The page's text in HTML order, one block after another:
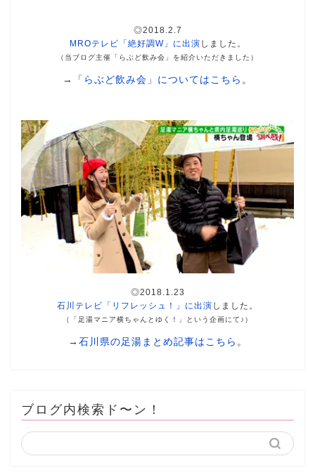
◎2018.2.7
MROテレビ「絶好調W」に出演 しました。
（当ブログ主催「らぶど飲み会」を紹介いただきました）
→ 「らぶど飲み会」についてはこちら 。
◎2018.1.23
石川テレビ「リフレッシュ！」に出演 しました。
（「足湯マニア横ちゃんとゆく！」という企画にて♪）
→ 石川県の足湯まとめ記事はこちら 。
ブログ内検索ド〜ン！